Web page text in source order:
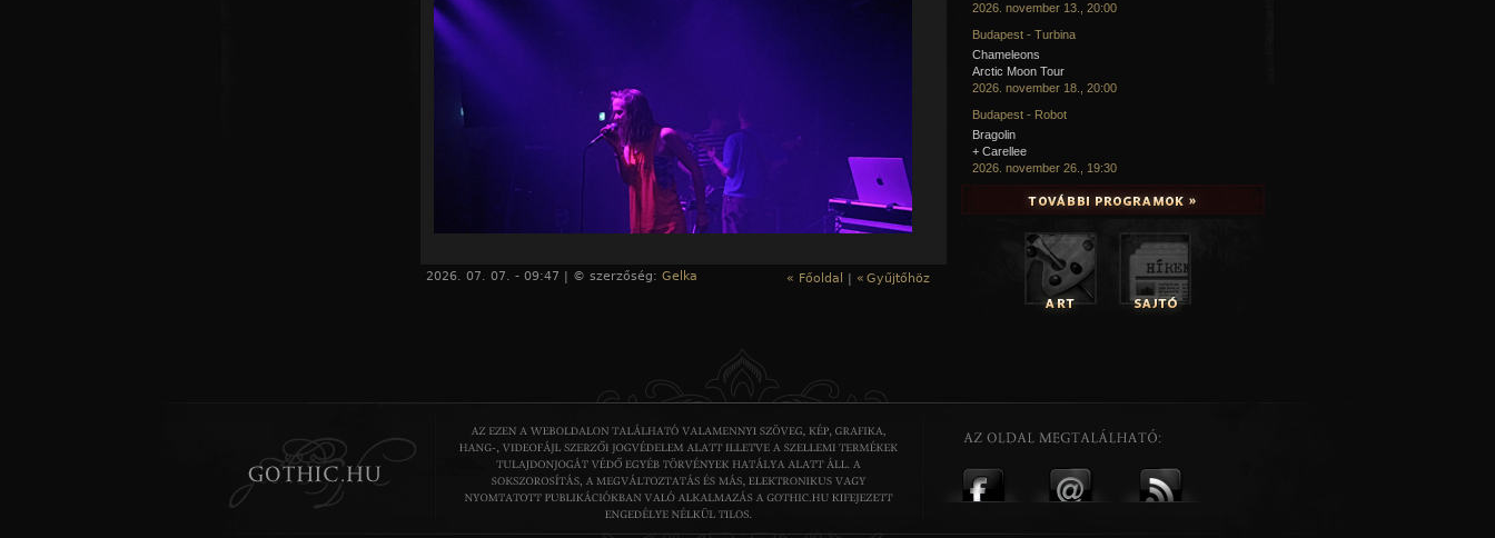
Azért az írek végül teltháznak nem játszanak, de kábé dupla közönség
megnézzük a turnénaplót, akkor szóló és fesztiválkoncertek tömkelege
sorakozik rendre. Korábbi beszámolómbanDavid Noonan
térnyerésében láttam a lehetőséget, hogy a cranes-i epigon címke
lemálljon. Ha markánsan ez nincs is jelen, de 3-4 szerzeményben már
billen a mérleg (pl. a frenetikusDeaf ). A hetven perces koncertbe sűrűn
(fele arányban) benne volt a friss korong esszenciája, de szerepet kapott
Heart Underis három-három tétellel. A Just
2026. 07. 07. - 09:47 | © szerzőség: Gelka « Főoldal | « Gyűjtőhöz
2026. november 13., 20:00
Budapest - Turbina
Chameleons
Arctic Moon Tour
2026. november 18., 20:00
Budapest - Robot
Bragolin
+ Carellee
2026. november 26., 19:30